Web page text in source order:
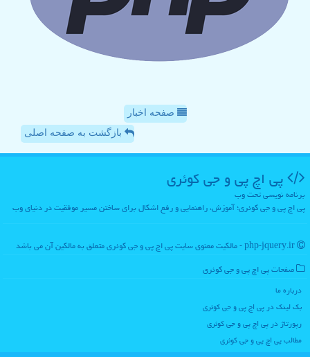
صفحه اخبار
بازگشت به صفحه اصلی
پی اچ پی و جی كوئری
برنامه نویسی تحت وب
پی اچ پی و جی کوئری؛ آموزش، راهنمایی و رفع اشکال برای ساختن مسیر موفقیت در دنیای وب
صفحات پی اچ پی و جی كوئری
درباره ما
بک لینک در پی اچ پی و جی كوئری
رپورتاژ در پی اچ پی و جی كوئری
مطالب پی اچ پی و جی كوئری